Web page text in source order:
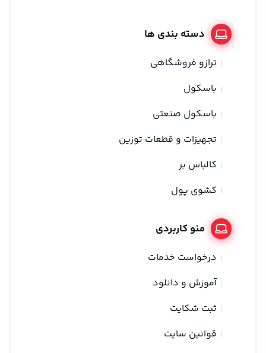
دسته بندی ها
ترازو فروشگاهی
باسکول
باسکول صنعتی
تجهیزات و قطعات توزین
کالباس بر
کشوی پول
منو کاربردی
درخواست خدمات
آموزش و دانلود
ثبت شکایت
قوانین سایت